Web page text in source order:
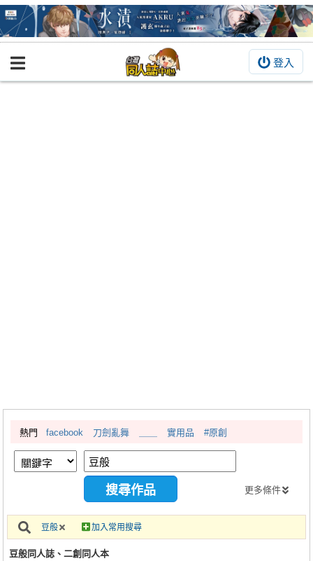
登入
BOOKY書集倉庫
繪圖藝廊
交流中心
攤位轉讓區
會員中心
註冊會員
熱門 facebook 刀劍亂舞 實用品 #原創
更多條件
豆般 加入常用搜尋
豆般同人誌、二創同人本